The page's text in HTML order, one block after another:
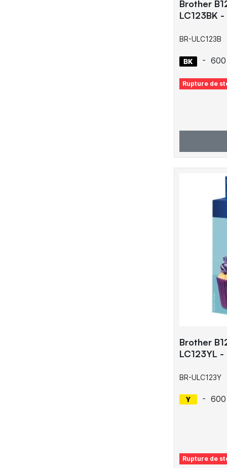
Brother
LC123BK
BR-ULC123B
- 600
Rupture de
Brother
LC123YL
BR-ULC123Y
- 600
Rupture de